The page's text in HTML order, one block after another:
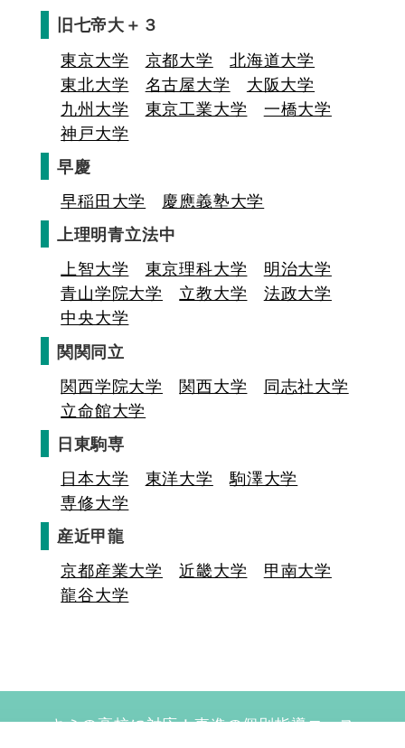
旧七帝大＋３
東京大学
京都大学
北海道大学
東北大学
名古屋大学
大阪大学
九州大学
東京工業大学
一橋大学
神戸大学
早慶
早稲田大学
慶應義塾大学
上理明青立法中
上智大学
東京理科大学
明治大学
青山学院大学
立教大学
法政大学
中央大学
関関同立
関西学院大学
関西大学
同志社大学
立命館大学
日東駒専
日本大学
東洋大学
駒澤大学
専修大学
産近甲龍
京都産業大学
近畿大学
甲南大学
龍谷大学
キミの高校に対応！東進の個別指導コース